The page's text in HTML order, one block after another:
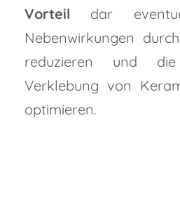
Vorteil dar
Nebenwirkungen
reduzieren und
Verklebung von
optimieren.